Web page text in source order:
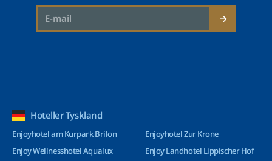
Hoteller Tyskland
Enjoyhotel am Kurpark Brilon
Enjoy Wellnesshotel Aqualux
Enjoyhotel Zur Krone
Enjoy Landhotel Lippischer Hof